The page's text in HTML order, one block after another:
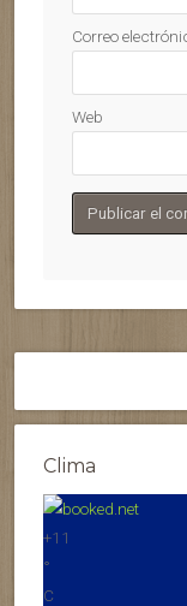
Correo
Web
Clima
+11
°
C